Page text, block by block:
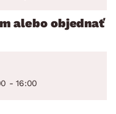
alebo objednať
- 16:00